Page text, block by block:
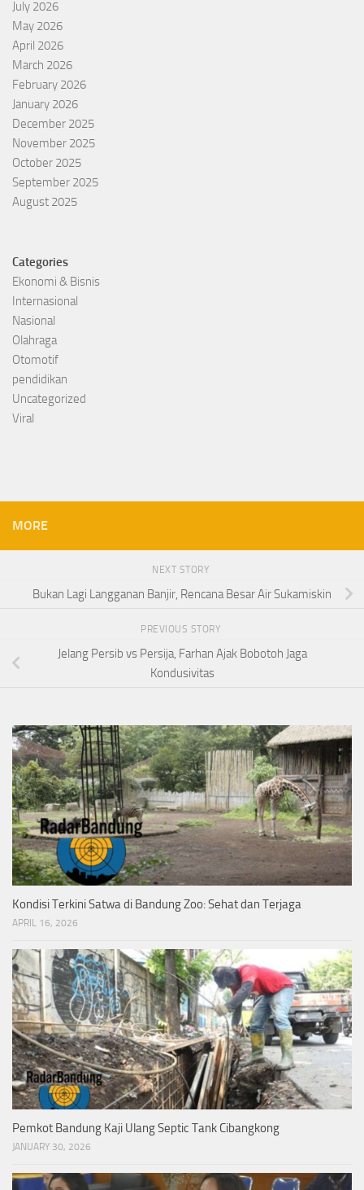
July 2026
May 2026
April 2026
March 2026
February 2026
January 2026
December 2025
November 2025
October 2025
September 2025
August 2025
Categories
Ekonomi & Bisnis
Internasional
Nasional
Olahraga
Otomotif
pendidikan
Uncategorized
Viral
MORE
NEXT STORY
Bukan Lagi Langganan Banjir, Rencana Besar Air Sukamiskin
PREVIOUS STORY
Jelang Persib vs Persija, Farhan Ajak Bobotoh Jaga
Kondusivitas
Kondisi Terkini Satwa di Bandung Zoo: Sehat dan Terjaga
APRIL 16, 2026
Pemkot Bandung Kaji Ulang Septic Tank Cibangkong
JANUARY 30, 2026